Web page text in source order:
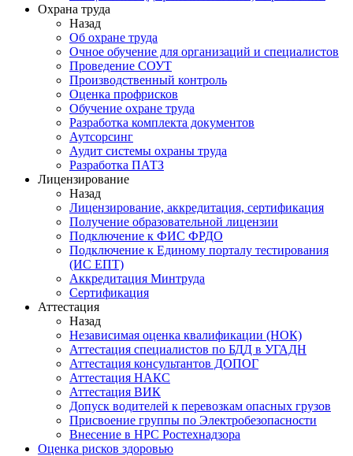
Охрана труда
Назад
Об охране труда
Очное обучение для организаций и специалистов
Проведение СОУТ
Производственный контроль
Оценка профрисков
Обучение охране труда
Разработка комплекта документов
Аутсорсинг
Аудит системы охраны труда
Разработка ПАТЗ
Лицензирование
Назад
Лицензирование, аккредитация, сертификация
Получение образовательной лицензии
Подключение к ФИС ФРДО
Подключение к Единому порталу тестирования
(ИС ЕПТ)
Аккредитация Минтруда
Сертификация
Аттестация
Назад
Независимая оценка квалификации (НОК)
Аттестация специалистов по БДД в УГАДН
Аттестация консультантов ДОПОГ
Аттестация НАКС
Аттестация ВИК
Допуск водителей к перевозкам опасных грузов
Присвоение группы по Электробезопасности
Внесение в НРС Ростехнадзора
Оценка рисков здоровью